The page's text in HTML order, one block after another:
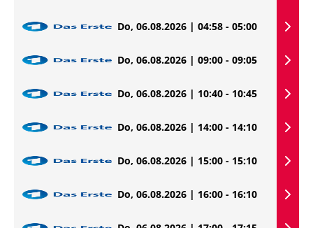
Do, 06.08.2026 | 04:58 - 05:00
Do, 06.08.2026 | 09:00 - 09:05
Do, 06.08.2026 | 10:40 - 10:45
Do, 06.08.2026 | 14:00 - 14:10
Do, 06.08.2026 | 15:00 - 15:10
Do, 06.08.2026 | 16:00 - 16:10